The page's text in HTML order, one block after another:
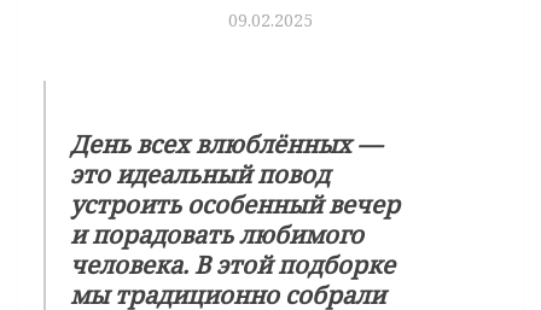
09.02.2025
День всех влюблённых —
это идеальный повод
устроить особенный вечер
и порадовать любимого
человека. В этой подборке
мы традиционно собрали